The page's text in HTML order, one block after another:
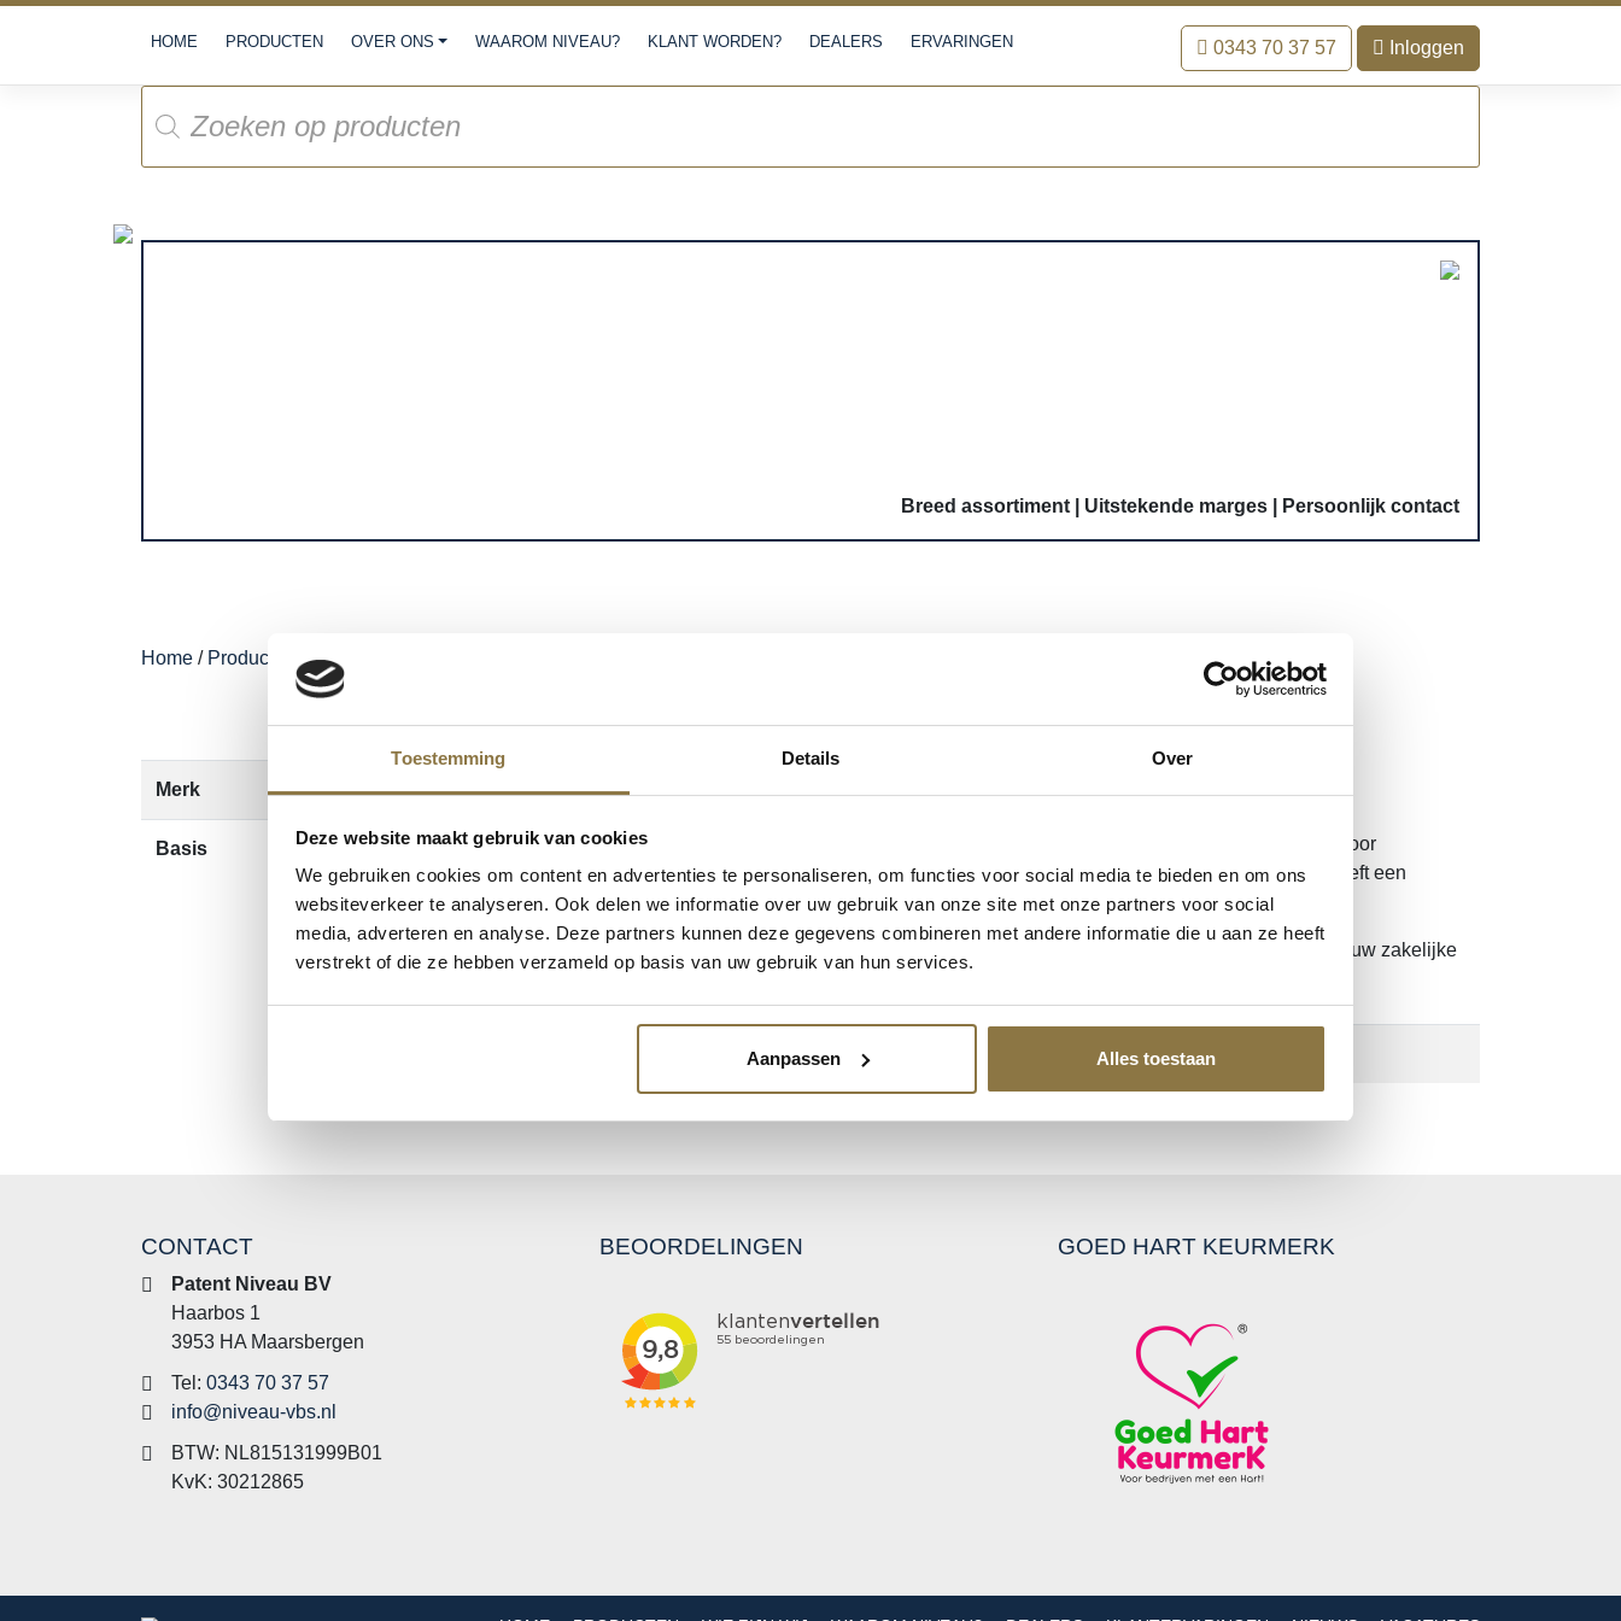
Toestemming Details Over
Deze website maakt gebruik van cookies
We gebruiken cookies om content en advertenties te personaliseren, om functies voor social media te bieden en om ons
websiteverkeer te analyseren. Ook delen we informatie over uw gebruik van onze site met onze partners voor social
media, adverteren en analyse. Deze partners kunnen deze gegevens combineren met andere informatie die u aan ze heeft
verstrekt of die ze hebben verzameld op basis van uw gebruik van hun services.
Aanpassen Alles toestaan
HOME PRODUCTEN OVER ONS WAAROM NIVEAU? KLANT WORDEN? DEALERS ERVARINGEN 0343 70 37 57 Inloggen
Producten
zoeken
Breed assortiment Uitstekende marges Persoonlijk contact
Home / Producten /Schuller Non-paint
Merk Schuller
Basis
MERCATO FS WEGWERP
BLOKKWAST
De Mercato FR Blokkwast is een kwast met goede verfopname en verfafgifte. Geschikt voor
eenvoudige klussen met verven en lakken op water- en synthetische basis. De kwast heeft een
kunststof handgreep en een verzinkte bus.
Login om te kunnen bestellen of uw inkoopprijs te zien. Nog geen account?
om uw zakelijke
account aan te vragen.
9002588709017, 9002588709024, 9002588709048
CONTACT
Patent Niveau BV
Haarbos 1
3953 HA Maarsbergen
Tel: 0343 70 37 57
info@niveau-vbs.nl
BTW: NL815131999B01
KvK: 30212865
BEOORDELINGEN GOED HART KEURMERK